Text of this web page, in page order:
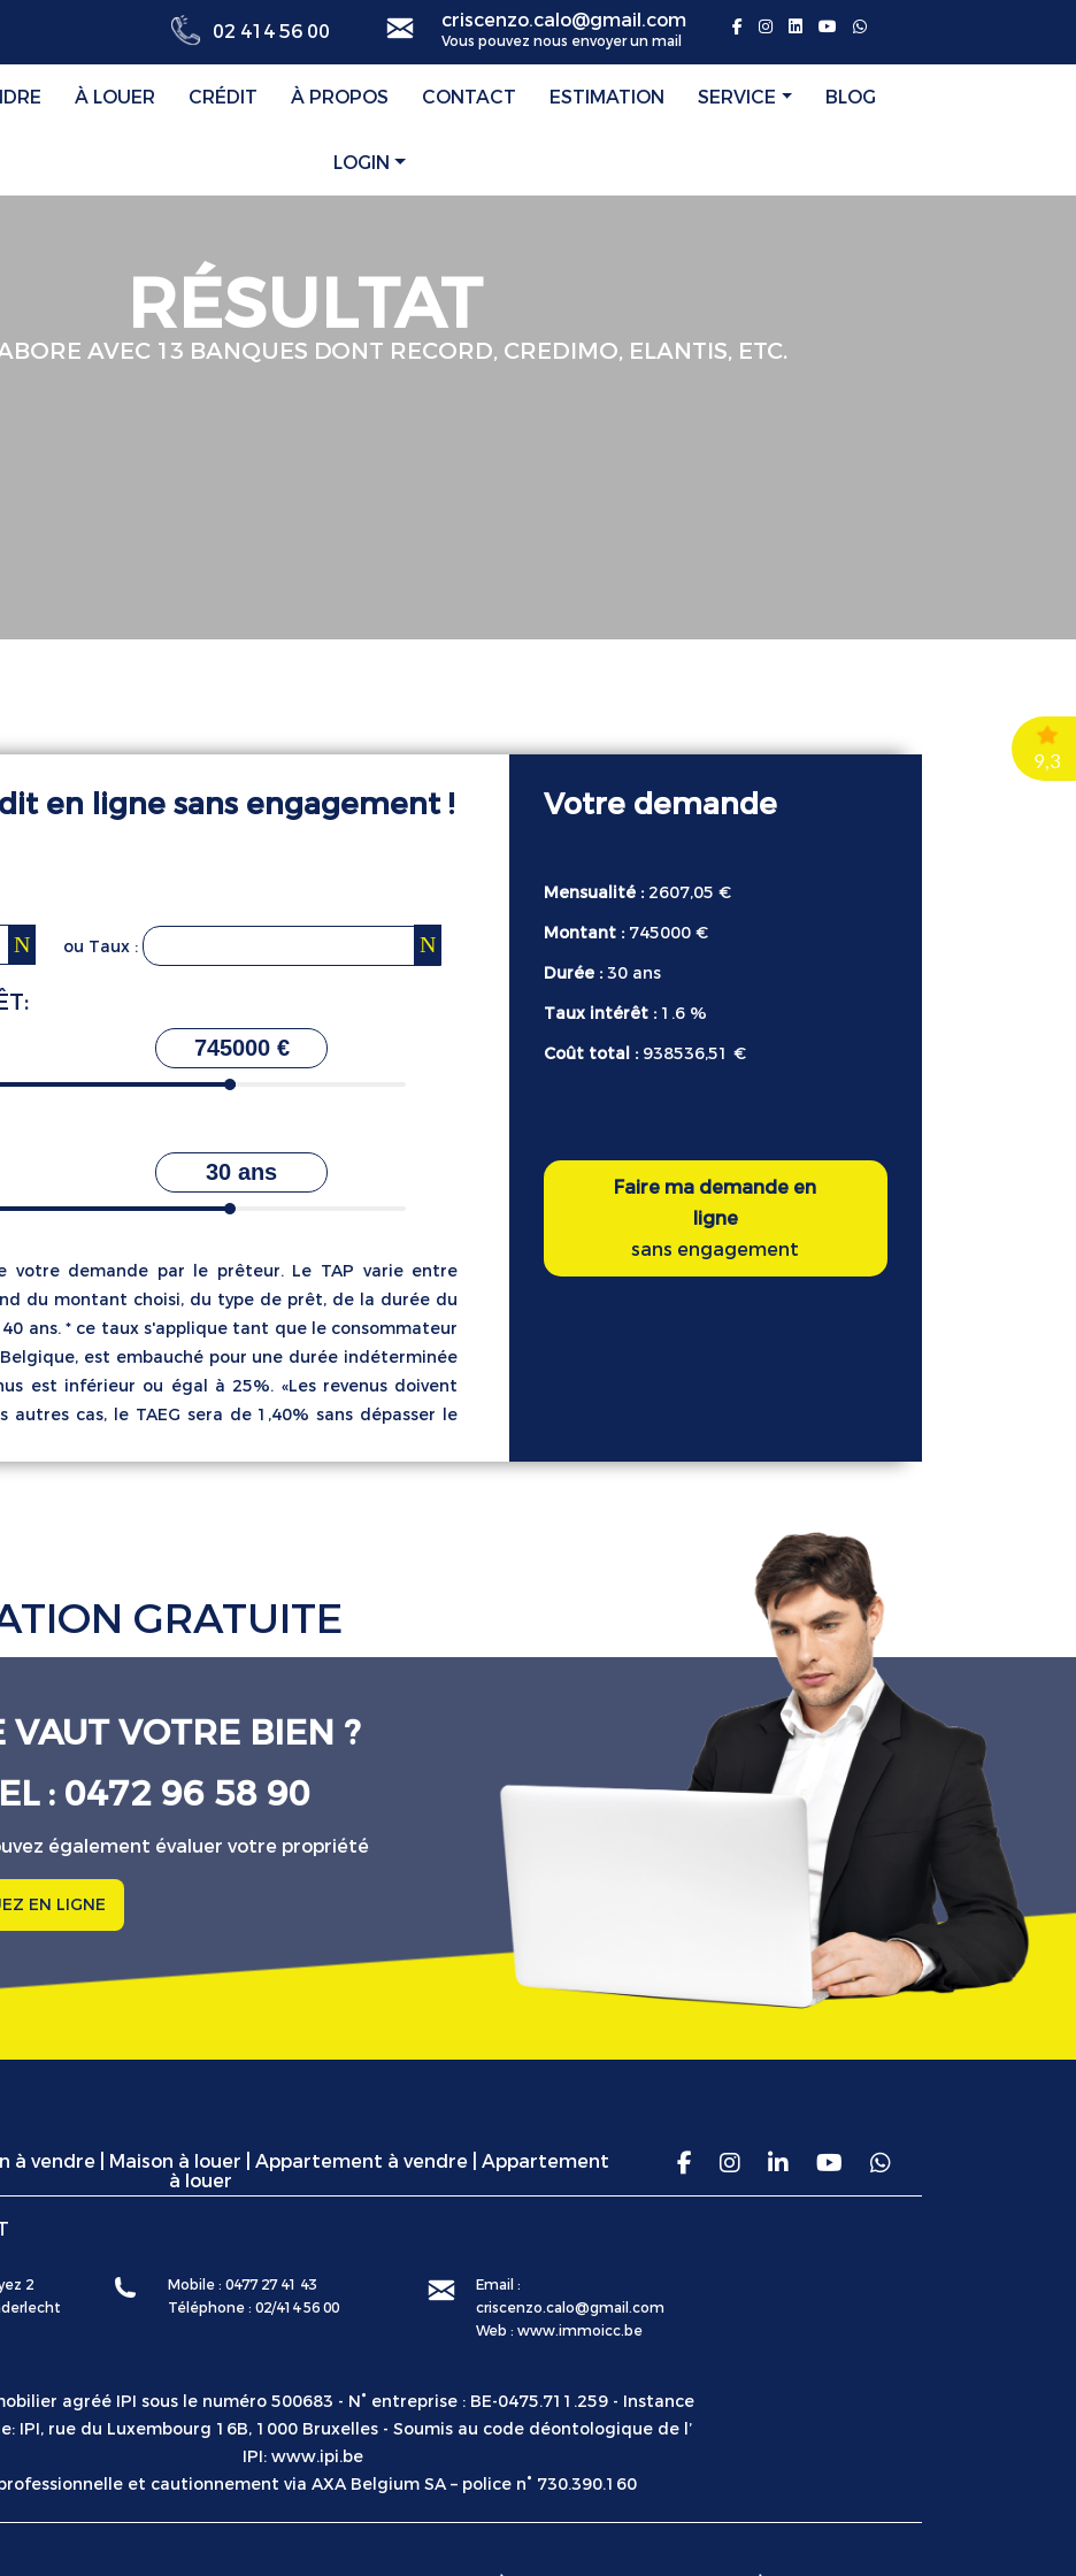
criscenzo.calo@gmail.com
Vous pouvez nous envoyer un mail
02 414 56 00
À LOUER CRÉDIT À PROPOS CONTACT ESTIMATION SERVICE BLOG
LOGIN
RÉSULTAT
AVEC 13 BANQUES DONT RECORD, CREDIMO, ELANTIS, ETC.
en lignesans engagement !
ou Taux :
745000 €
30 ans
votre demande par le prêteur. Le TAP varie entre
du montant choisi, du type de prêt, de la durée du
ans. * ce taux s'applique tant que le consommateur
est embauché pour une durée indéterminée
est inférieur ou égal à 25%. «Les revenus doivent
autres cas, le TAEG sera de 1,40% sans dépasser le
Votre demande
Mensualité : 2607,05 €
Montant : 745000 €
Durée :30 ans
Taux intérêt : 1.6 %
Coût total : 938536,51 €
Faire ma demande en
ligne
sans engagement
GRATUITE
VAUT VOTRE BIEN ?
: 0472 96 58 90
également évaluer votre propriété
EN LIGNE
à vendre Maison à louer |Appartement à vendre |Appartement
à louer
2
Mobile : 0477 27 41 43
Téléphone : 02/414 56 00
Email :
criscenzo.calo@gmail.com
Web : www.immoicc.be
agréé IPI sous le numéro 500683 - N° entreprise : BE-0475.711.259 - Instance
IPI, rue du Luxembourg 16B, 1000 Bruxelles - Soumis au code déontologique de l’
IPI:www.ipi.be
et cautionnement via AXA Belgium SA – police n° 730.390.160